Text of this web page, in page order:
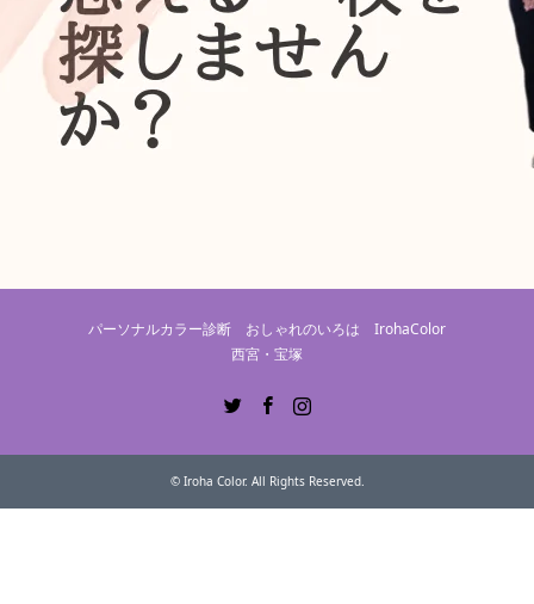
パーソナルカラー診断 おしゃれのいろは IrohaColor
西宮・宝塚
© Iroha Color. All Rights Reserved.